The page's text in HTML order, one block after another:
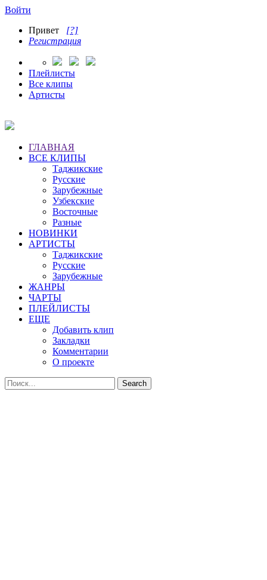
Войти
Привет [?]
Регистрация
Плейлисты
Все клипы
Артисты
ГЛАВНАЯ
ВСЕ КЛИПЫ
Таджикские
Русские
Зарубежные
Узбекские
Восточные
Разные
НОВИНКИ
АРТИСТЫ
Таджикские
Русские
Зарубежные
ЖАНРЫ
ЧАРТЫ
ПЛЕЙЛИСТЫ
ЕЩЕ
Добавить клип
Закладки
Комментарии
О проекте